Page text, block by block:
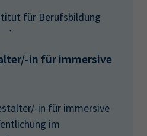
für Berufsbildung
in für immersive
in für immersive
im